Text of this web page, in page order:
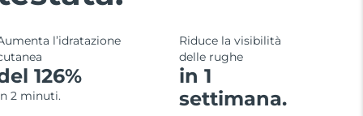
l’idratazione
126%
2 minuti.
Riduce la visibilità
delle rughe
in 1
settimana.